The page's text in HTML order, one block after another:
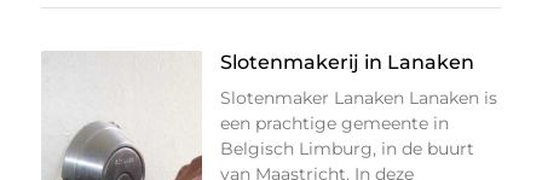
Slotenmakerij in Lanaken
Slotenmaker Lanaken Lanaken is
een prachtige gemeente in
Belgisch Limburg, in de buurt
van Maastricht. In deze